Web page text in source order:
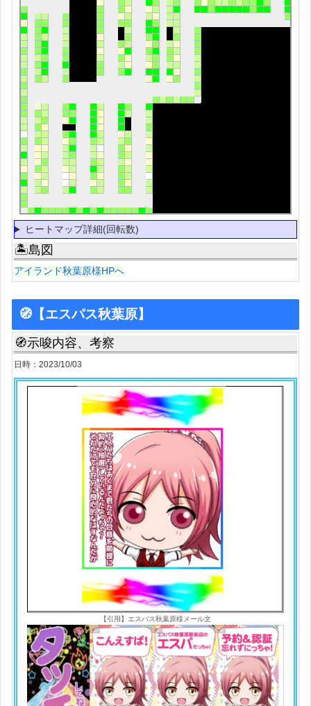
ヒートマップ詳細(回転数)
🏝島図
アイランド秋葉原様HPへ
🧭【エスパス秋葉原】
🧭示唆内容、考察
日時：2023/10/03
【引用】エスパス秋葉原様メール文